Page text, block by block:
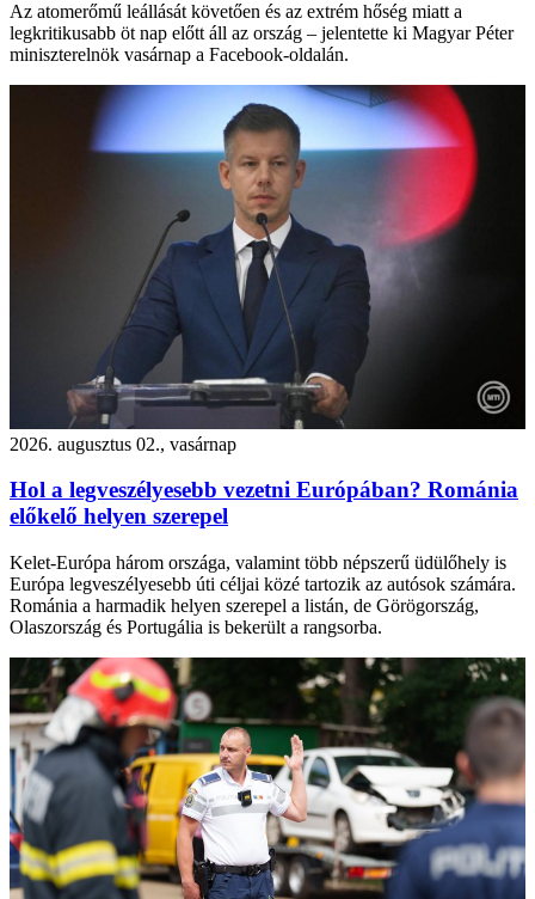
Az atomerőmű leállását követően és az extrém hőség miatt a
legkritikusabb öt nap előtt áll az ország – jelentette ki Magyar Péter
miniszterelnök vasárnap a Facebook-oldalán.
2026. augusztus 02., vasárnap
Hol a legveszélyesebb vezetni Európában? Románia
előkelő helyen szerepel
Kelet-Európa három országa, valamint több népszerű üdülőhely is
Európa legveszélyesebb úti céljai közé tartozik az autósok számára.
Románia a harmadik helyen szerepel a listán, de Görögország,
Olaszország és Portugália is bekerült a rangsorba.